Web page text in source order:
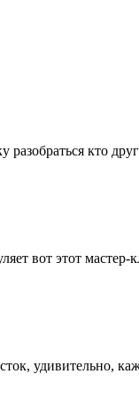
кто
вот этот
удивительно,